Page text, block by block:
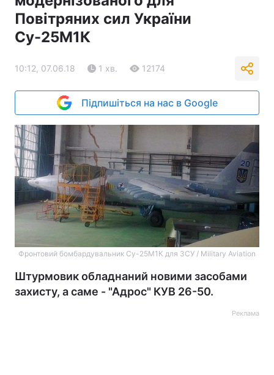
Повітряних сил України
Су-25М1К
10:12, 07.06.18 1 хв. 12174
Підпишіться на нас в Google
Фронтовий бомбардувальник Су-25М1К для ЗСУ / Military Aviation
Штурмовик обладнаний новими засобами
захисту, а саме - "Адрос" КУВ 26-50.
Реклама